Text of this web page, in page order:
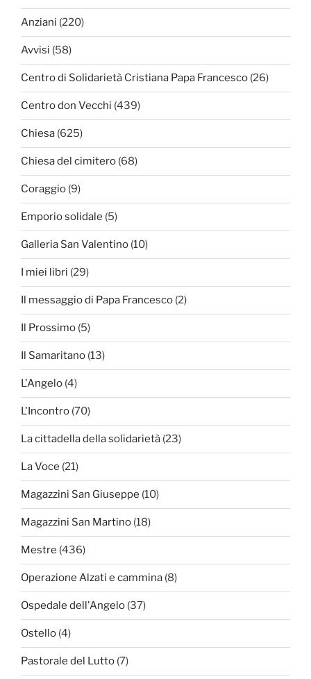
Anziani (220)
Avvisi (58)
Centro di Solidarietà Cristiana Papa Francesco (26)
Centro don Vecchi (439)
Chiesa (625)
Chiesa del cimitero (68)
Coraggio (9)
Emporio solidale (5)
Galleria San Valentino (10)
I miei libri (29)
Il messaggio di Papa Francesco (2)
Il Prossimo (5)
Il Samaritano (13)
L'Angelo (4)
L'Incontro (70)
La cittadella della solidarietà (23)
La Voce (21)
Magazzini San Giuseppe (10)
Magazzini San Martino (18)
Mestre (436)
Operazione Alzati e cammina (8)
Ospedale dell'Angelo (37)
Ostello (4)
Pastorale del Lutto (7)